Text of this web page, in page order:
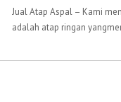
Jual Atap Aspal – Kami
adalah atap ringan